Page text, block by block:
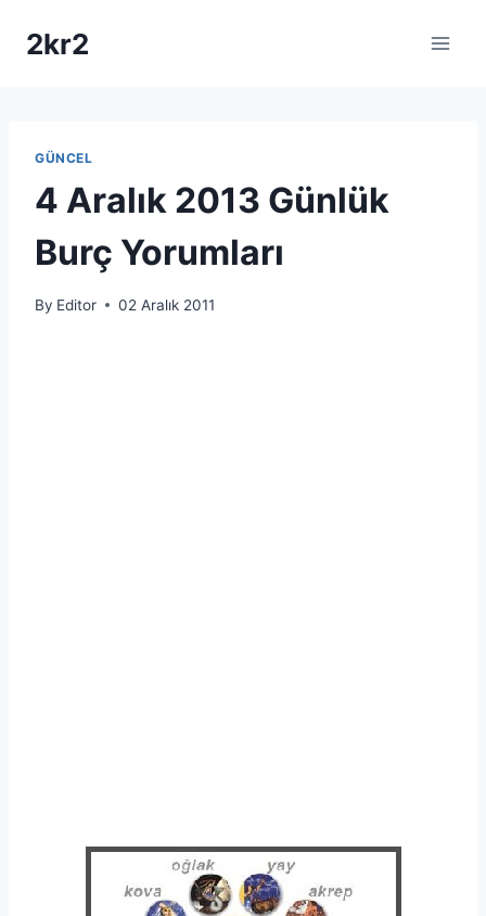
2kr2
GÜNCEL
4 Aralık 2013 Günlük
Burç Yorumları
By Editor 02 Aralık 2011